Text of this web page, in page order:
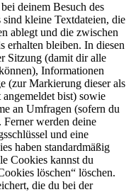
deinem Besuch des
kleine Textdateien, die
ablegt und die zwischen
erhalten bleiben. In diesen
Sitzung (damit dir alle
Informationen
(zur Markierung dieser als
angemeldet bist) sowie
an Umfragen (sofern du
Ferner werden deine
und eine
haben standardmäßig
Cookies kannst du
löschen“ löschen.
die du bei der